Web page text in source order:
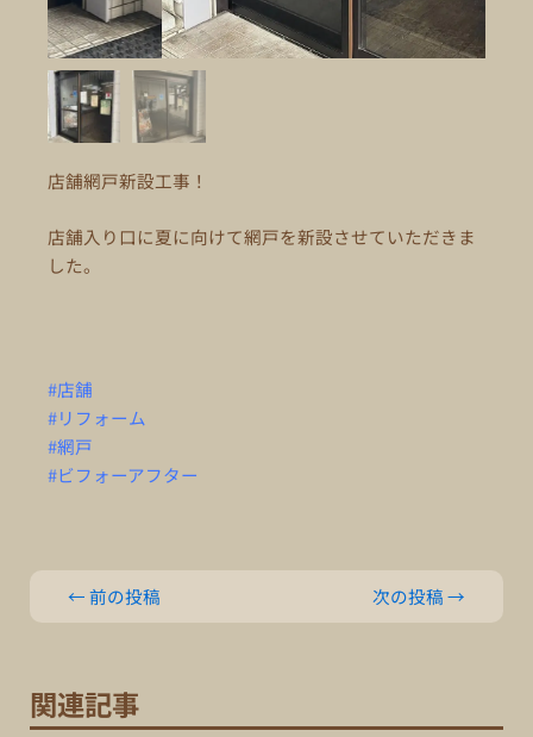
店舗網戸新設工事！
店舗入り口に夏に向けて網戸を新設させていただきま
した。
#店舗
#リフォーム
#網戸
#ビフォーアフター
←前の投稿 次の投稿→
関連記事